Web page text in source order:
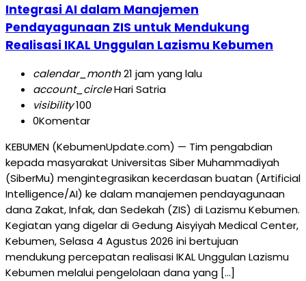
Integrasi AI dalam Manajemen
Pendayagunaan ZIS untuk Mendukung
Realisasi IKAL Unggulan Lazismu Kebumen
calendar_month21 jam yang lalu
account_circleHari Satria
visibility100
0Komentar
KEBUMEN (KebumenUpdate.com) — Tim pengabdian
kepada masyarakat Universitas Siber Muhammadiyah
(SiberMu) mengintegrasikan kecerdasan buatan (Artificial
Intelligence/AI) ke dalam manajemen pendayagunaan
dana Zakat, Infak, dan Sedekah (ZIS) di Lazismu Kebumen.
Kegiatan yang digelar di Gedung Aisyiyah Medical Center,
Kebumen, Selasa 4 Agustus 2026 ini bertujuan
mendukung percepatan realisasi IKAL Unggulan Lazismu
Kebumen melalui pengelolaan dana yang […]